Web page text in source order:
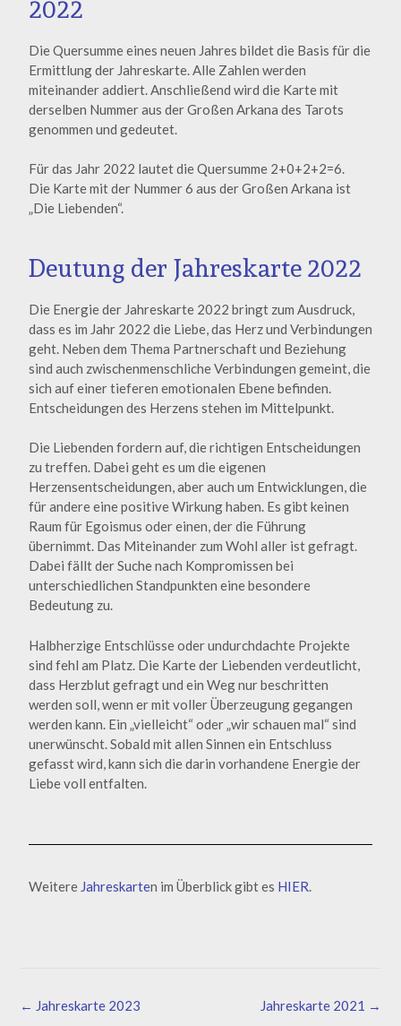
2022
Die Quersumme eines neuen Jahres bildet die Basis für die
Ermittlung der Jahreskarte. Alle Zahlen werden
miteinander addiert. Anschließend wird die Karte mit
derselben Nummer aus der Großen Arkana des Tarots
genommen und gedeutet.
Für das Jahr 2022 lautet die Quersumme 2+0+2+2=6.
Die Karte mit der Nummer 6 aus der Großen Arkana ist
„Die Liebenden“.
Deutung der Jahreskarte 2022
Die Energie der Jahreskarte 2022 bringt zum Ausdruck,
dass es im Jahr 2022 die Liebe, das Herz und Verbindungen
geht. Neben dem Thema Partnerschaft und Beziehung
sind auch zwischenmenschliche Verbindungen gemeint, die
sich auf einer tieferen emotionalen Ebene befinden.
Entscheidungen des Herzens stehen im Mittelpunkt.
Die Liebenden fordern auf, die richtigen Entscheidungen
zu treffen. Dabei geht es um die eigenen
Herzensentscheidungen, aber auch um Entwicklungen, die
für andere eine positive Wirkung haben. Es gibt keinen
Raum für Egoismus oder einen, der die Führung
übernimmt. Das Miteinander zum Wohl aller ist gefragt.
Dabei fällt der Suche nach Kompromissen bei
unterschiedlichen Standpunkten eine besondere
Bedeutung zu.
Halbherzige Entschlüsse oder undurchdachte Projekte
sind fehl am Platz. Die Karte der Liebenden verdeutlicht,
dass Herzblut gefragt und ein Weg nur beschritten
werden soll, wenn er mit voller Überzeugung gegangen
werden kann. Ein „vielleicht“ oder „wir schauen mal“ sind
unerwünscht. Sobald mit allen Sinnen ein Entschluss
gefasst wird, kann sich die darin vorhandene Energie der
Liebe voll entfalten.
Weitere Jahreskarten im Überblick gibt es HIER.
Jahreskarte 2021 →
← Jahreskarte 2023